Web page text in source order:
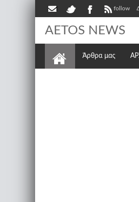
follow
AETOS NEWS
Άρθρα μας